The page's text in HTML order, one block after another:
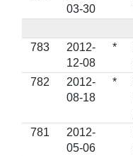
03-30
783
2012-
12-08
*
782
2012-
08-18
*
781
2012-
05-06